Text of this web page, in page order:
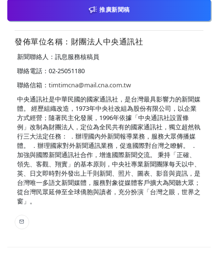
推廣新聞稿
發佈單位名稱：財團法人中央通訊社
新聞聯絡人：訊息服務核稿員
聯絡電話：02-25051180
聯絡信箱： timtimcna@mail.cna.com.tw
中央通訊社是中華民國的國家通訊社，是台灣最具影響力的新聞媒
體。 經歷組織改造，1973年中央社改組為股份有限公司，以企業
方式經營；隨著民主化發展，1996年依據「中央通訊社設置條
例」改制為財團法人，定位為全民共有的國家通訊社，獨立超然執
行三大法定任務： ．辦理國內外新聞報導業務，服務大眾傳播媒
體。 ．辦理國家對外新聞通訊業務，促進國際對台灣之瞭解。 ．
加強與國際新聞通訊社合作，增進國際新聞交流。 秉持「正確、
領先、客觀、翔實」的基本原則，中央社專業新聞團隊每天以中、
英、日文即時對外發出上千則新聞、照片、圖表、影音與資訊，是
台灣唯一多語文新聞媒體，服務對象從媒體客戶擴大為閱聽大眾；
從台灣民眾延伸至全球僑胞與讀者，充分扮演「台灣之眼，世界之
窗」。